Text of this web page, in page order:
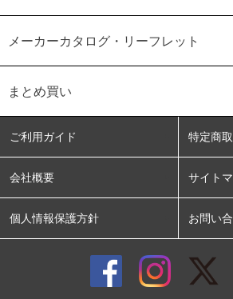
メーカーカタログ・リーフレット
まとめ買い
ご利用ガイド 特定商
会社概要 サイト
個人情報保護方針 お問い